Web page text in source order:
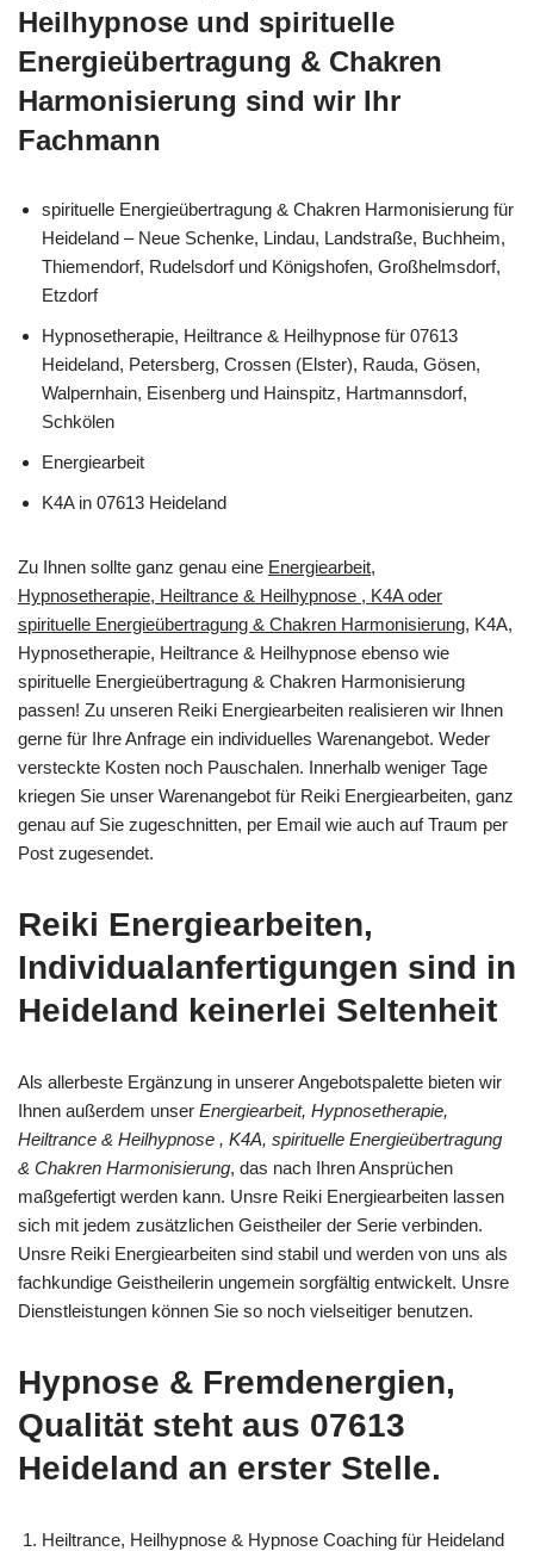
Heilhypnose und spirituelle
Energieübertragung & Chakren
Harmonisierung sind wir Ihr
Fachmann
spirituelle Energieübertragung & Chakren Harmonisierung für
Heideland – Neue Schenke, Lindau, Landstraße, Buchheim,
Thiemendorf, Rudelsdorf und Königshofen, Großhelmsdorf,
Etzdorf
Hypnosetherapie, Heiltrance & Heilhypnose für 07613
Heideland, Petersberg, Crossen (Elster), Rauda, Gösen,
Walpernhain, Eisenberg und Hainspitz, Hartmannsdorf,
Schkölen
Energiearbeit
K4A in 07613 Heideland
Zu Ihnen sollte ganz genau eine Energiearbeit,
Hypnosetherapie, Heiltrance & Heilhypnose , K4A oder
spirituelle Energieübertragung & Chakren Harmonisierung, K4A,
Hypnosetherapie, Heiltrance & Heilhypnose ebenso wie
spirituelle Energieübertragung & Chakren Harmonisierung
passen! Zu unseren Reiki Energiearbeiten realisieren wir Ihnen
gerne für Ihre Anfrage ein individuelles Warenangebot. Weder
versteckte Kosten noch Pauschalen. Innerhalb weniger Tage
kriegen Sie unser Warenangebot für Reiki Energiearbeiten, ganz
genau auf Sie zugeschnitten, per Email wie auch auf Traum per
Post zugesendet.
Reiki Energiearbeiten,
Individualanfertigungen sind in
Heideland keinerlei Seltenheit
Als allerbeste Ergänzung in unserer Angebotspalette bieten wir
Ihnen außerdem unser Energiearbeit, Hypnosetherapie,
Heiltrance & Heilhypnose , K4A, spirituelle Energieübertragung
& Chakren Harmonisierung, das nach Ihren Ansprüchen
maßgefertigt werden kann. Unsre Reiki Energiearbeiten lassen
sich mit jedem zusätzlichen Geistheiler der Serie verbinden.
Unsre Reiki Energiearbeiten sind stabil und werden von uns als
fachkundige Geistheilerin ungemein sorgfältig entwickelt. Unsre
Dienstleistungen können Sie so noch vielseitiger benutzen.
Hypnose & Fremdenergien,
Qualität steht aus 07613
Heideland an erster Stelle.
Heiltrance, Heilhypnose & Hypnose Coaching für Heideland